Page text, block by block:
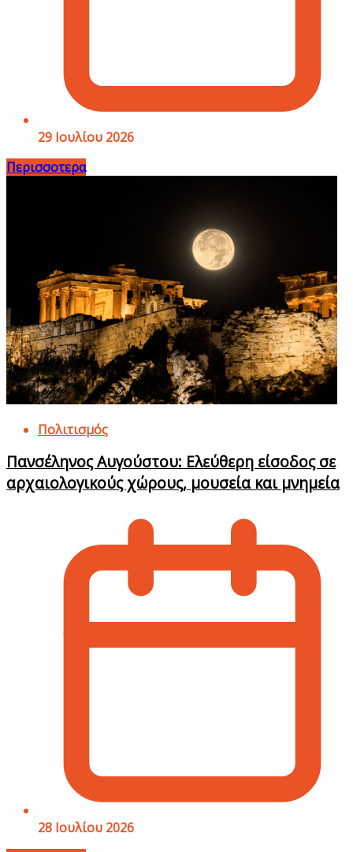
29 Ιουλίου 2026
Περισσοτερα
Πολιτισμός
Πανσέληνος Αυγούστου: Ελεύθερη είσοδος σε
αρχαιολογικούς χώρους, μουσεία και μνημεία
28 Ιουλίου 2026